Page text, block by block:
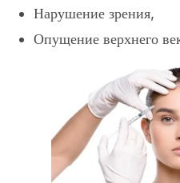
Нарушение зрения,
Опущение верхнего